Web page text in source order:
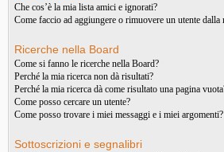
Che cos’è la mia lista amici e ignorati?
Come faccio ad aggiungere o rimuovere un utente
Ricerche nella Board
Come si fanno le ricerche nella Board?
Perché la mia ricerca non dà risultati?
Perché la mia ricerca dà come risultato una pagina
Come posso cercare un utente?
Come posso trovare i miei messaggi e i miei argomenti?
Sottoscrizioni e segnalibri